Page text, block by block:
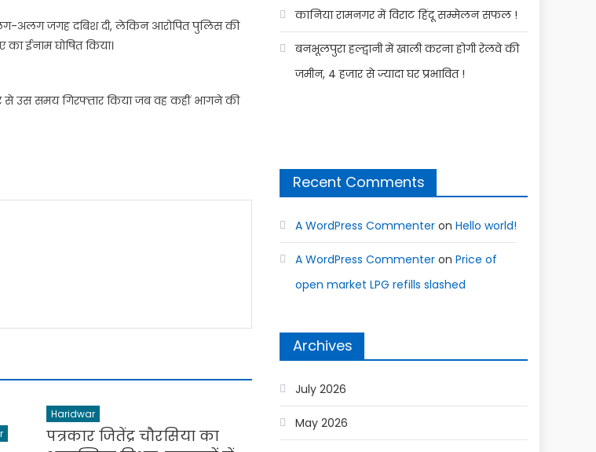
अलग जगह दबिश दी, लेकिन आरोपित पुलिस की
ईनाम घोषित किया।
से उस समय गिरफ्तार किया जब वह कहीं भागने की
Haridwar
पत्रकार जितेंद्र चौरसिया का
कानिया रामनगर में विराट हिंदू सम्मेलन सफल !
बनभूलपुरा हल्द्वानी में खाली करना होगी रेलवे की
जमीन, 4 हजार से ज्यादा घर प्रभावित !
Recent Comments
A WordPress Commenter onHello world!
A WordPress Commenter onPrice of
open market LPG refills slashed
Archives
July 2026
May 2026